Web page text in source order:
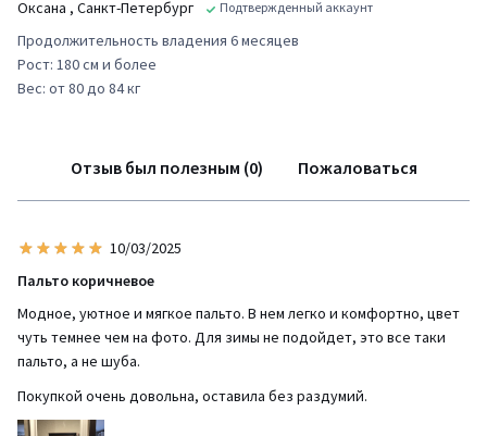
Оксана , Санкт-Петербург Подтвержденный аккаунт
Продолжительность владения 6 месяцев
Рост: 180 см и более
Вес: от 80 до 84 кг
Отзыв был полезным (0) Пожаловаться
10/03/2025
Пальто коричневое
Модное, уютное и мягкое пальто. В нем легко и комфортно, цвет
чуть темнее чем на фото. Для зимы не подойдет, это все таки
пальто, а не шуба.
Покупкой очень довольна, оставила без раздумий.